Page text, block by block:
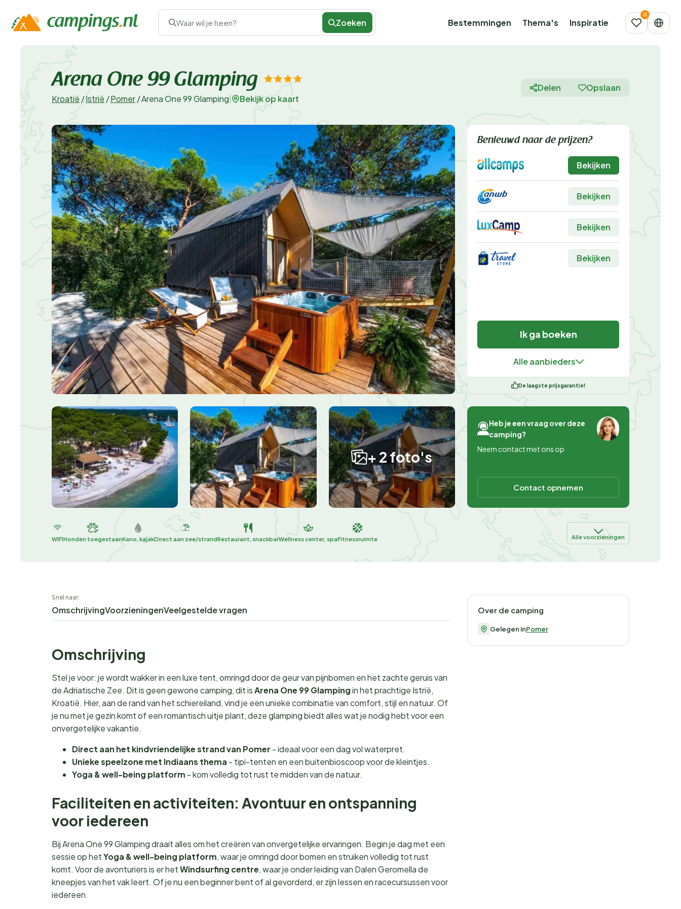
Waar wil je heen? Zoeken Bestemmingen Thema's Inspiratie
Arena One 99 Glamping
Kroatië /Istrië /Pomer/Arena One 99 Glamping Bekijk op kaart
Delen Opslaan
+ 2 foto's
Benieuwd naar de prijzen?
Bekijken
Bekijken
Bekijken
Bekijken
Ik ga boeken
Alle aanbieders
De laagste prijsgarantie!
Heb je een vraag over deze
camping?
Neem contact met ons op
Contact opnemen
WIFIHonden toegestaanKano, kajakDirect aan zee/strandRestaurant, snackbarWellness center, spaFitnessruimte Alle voorzieningen
Snel naar:
OmschrijvingVoorzieningenVeelgestelde vragen
Omschrijving
Stel je voor: je wordt wakker in een luxe tent, omringd door de geur van pijnbomen en het zachte geruis van
de Adriatische Zee. Dit is geen gewone camping, dit isArena One 99 Glampingin het prachtige Istrië,
Kroatië. Hier, aan de rand van het schiereiland, vind je een unieke combinatie van comfort, stijl en natuur. Of
je nu met je gezin komt of een romantisch uitje plant, deze glamping biedt alles wat je nodig hebt voor een
onvergetelijke vakantie.
Direct aan het kindvriendelijke strand van Pomer - ideaal voor een dag vol waterpret.
Unieke speelzone met Indiaans thema - tipi-tenten en een buitenbioscoop voor de kleintjes.
Yoga & well-being platform - kom volledig tot rust te midden van de natuur.
Faciliteiten en activiteiten: Avontuur en ontspanning
voor iedereen
Bij Arena One 99 Glamping draait alles om het creëren van onvergetelijke ervaringen. Begin je dag met een
sessie op hetYoga & well-being platform, waar je omringd door bomen en struiken volledig tot rust
komt. Voor de avonturiers is er hetWindsurfing centre, waar je onder leiding van Dalen Geromella de
kneepjes van het vak leert. Of je nu een beginner bent of al gevorderd, er zijn lessen en racecursussen voor
iedereen.
Over de camping
Gelegen inPomer